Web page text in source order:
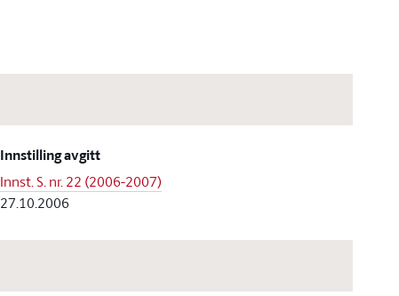
Innstilling avgitt
Innst. S. nr. 22 (2006-2007)
27.10.2006